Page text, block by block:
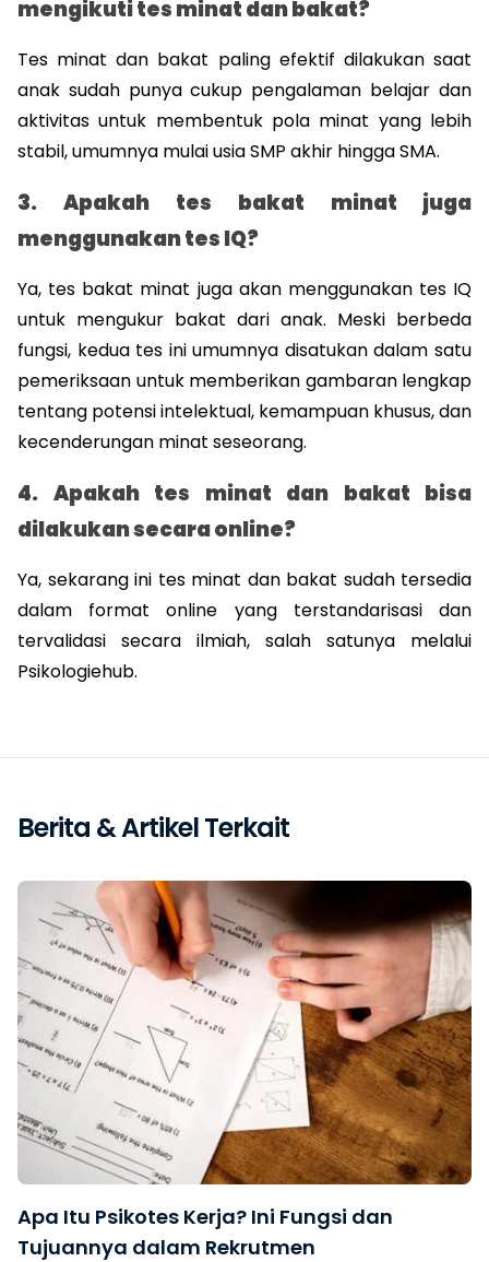
mengikuti tes minat dan bakat?
Tes minat dan bakat paling efektif dilakukan saat
anak sudah punya cukup pengalaman belajar dan
aktivitas untuk membentuk pola minat yang lebih
stabil, umumnya mulai usia SMP akhir hingga SMA.
3. Apakah tes bakat minat juga
menggunakan tes IQ?
Ya, tes bakat minat juga akan menggunakan tes IQ
untuk mengukur bakat dari anak. Meski berbeda
fungsi, kedua tes ini umumnya disatukan dalam satu
pemeriksaan untuk memberikan gambaran lengkap
tentang potensi intelektual, kemampuan khusus, dan
kecenderungan minat seseorang.
4. Apakah tes minat dan bakat bisa
dilakukan secara online?
Ya, sekarang ini tes minat dan bakat sudah tersedia
dalam format online yang terstandarisasi dan
tervalidasi secara ilmiah, salah satunya melalui
Psikologiehub.
Berita & Artikel Terkait
Apa Itu Psikotes Kerja? Ini Fungsi dan
Tujuannya dalam Rekrutmen